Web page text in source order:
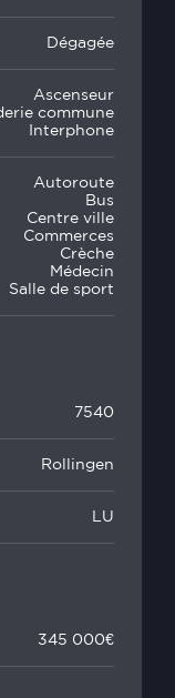
Dégagée
Ascenseur
commune
Interphone
Autoroute
Bus
Centre ville
Commerces
Crèche
Médecin
Salle de sport
7540
Rollingen
LU
345 000€